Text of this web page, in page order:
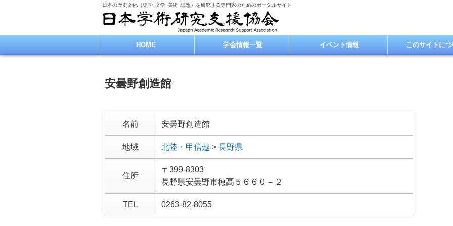
日本の歴史文化（史学･文学･美術･思想）を研究する専門家のためのポータルサイト
HOME 学会情報一覧 イベント情報 このサイトに
安曇野創造館
名前 安曇野創造館
地域 北陸・甲信越 > 長野県
住所
〒399-8303
長野県安曇野市穂高５６６０－２
TEL 0263-82-8055